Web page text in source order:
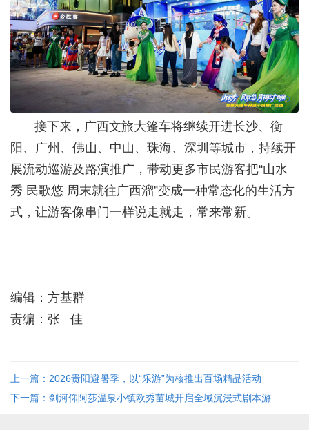
接下来，广西文旅大篷车将继续开进长沙、衡
阳、广州、佛山、中山、珠海、深圳等城市，持续开
展流动巡游及路演推广，带动更多市民游客把“山水
秀 民歌悠 周末就往广西溜”变成一种常态化的生活方
式，让游客像串门一样说走就走，常来常新。
编辑：方基群
责编：张 佳
上一篇：2026贵阳避暑季，以“乐游”为核推出百场精品活动
下一篇：剑河仰阿莎温泉小镇欧秀苗城开启全域沉浸式剧本游